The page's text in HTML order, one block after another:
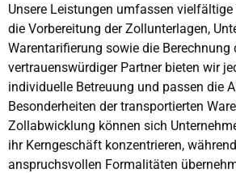
Unsere Leistungen umfassen
die Vorbereitung der Zollunterlagen,
Warentarifierung sowie die Berechnung
vertrauenswürdiger Partner bieten wir
individuelle Betreuung und passen die
Besonderheiten der transportierten
Zollabwicklung können sich
ihr Kerngeschäft konzentrieren,
anspruchsvollen Formalitäten